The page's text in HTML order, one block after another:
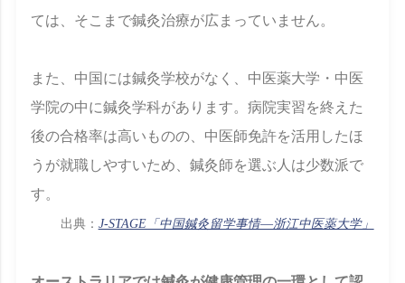
ては、そこまで鍼灸治療が広まっていません。
また、中国には鍼灸学校がなく、中医薬大学・中医
学院の中に鍼灸学科があります。病院実習を終えた
後の合格率は高いものの、中医師免許を活用したほ
うが就職しやすいため、鍼灸師を選ぶ人は少数派で
す。
出典： J-STAGE「中国鍼灸留学事情―浙江中医薬大学」